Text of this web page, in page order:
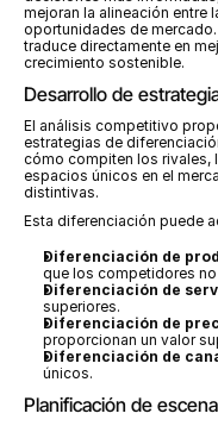
mejoran la alineación entre
oportunidades de
traduce directamente en
crecimiento sostenible.
Desarrollo de
El análisis competitivo
estrategias de
cómo compiten los rivales,
espacios únicos en el
distintivas.
Esta diferenciación puede
Diferenciación de
que los competidores
Diferenciación de
superiores.
Diferenciación de
proporcionan un valor
Diferenciación de
únicos.
Planificación de